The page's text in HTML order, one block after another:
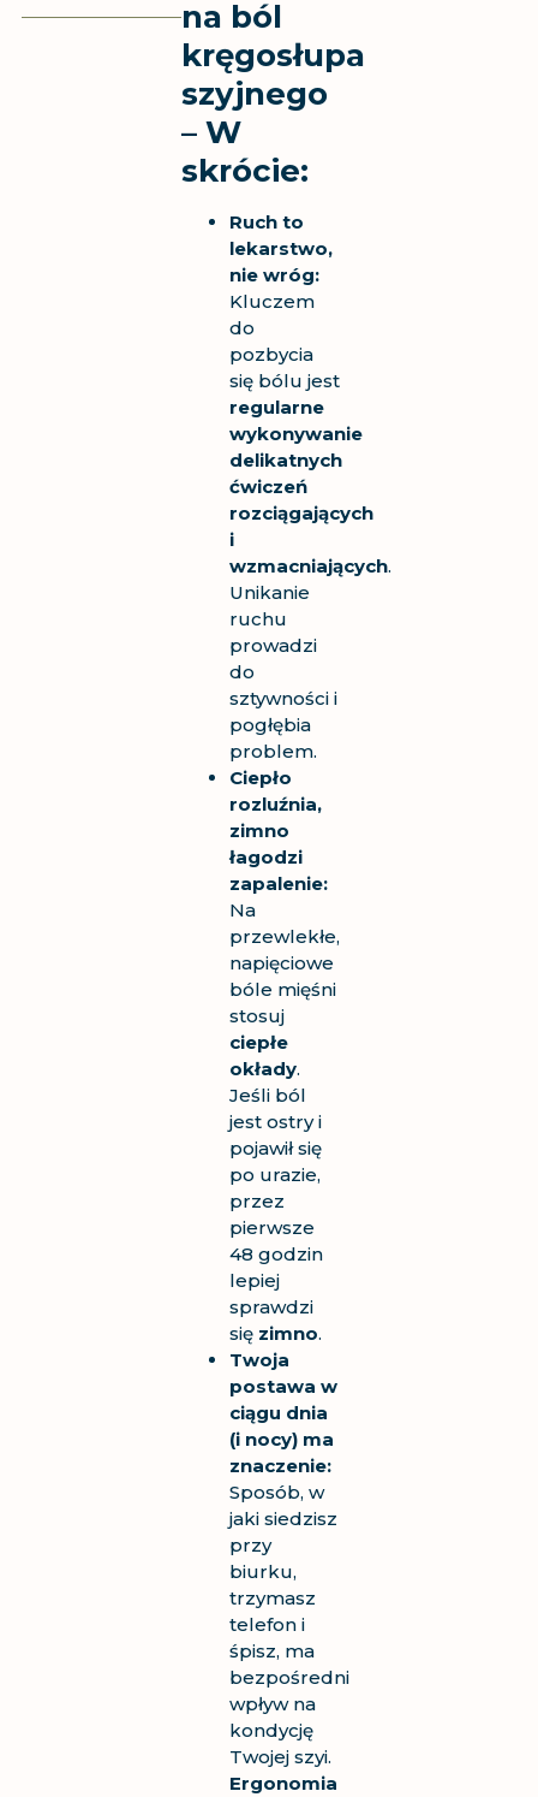
na ból
kręgosłupa
szyjnego
– W
skrócie:
Ruch to
lekarstwo,
nie wróg:
Kluczem
do
pozbycia
się bólu jest
regularne
wykonywanie
delikatnych
ćwiczeń
rozciągających
i
wzmacniających.
Unikanie
ruchu
prowadzi
do
sztywności i
pogłębia
problem.
Ciepło
rozluźnia,
zimno
łagodzi
zapalenie:
Na
przewlekłe,
napięciowe
bóle mięśni
stosuj
ciepłe
okłady.
Jeśli ból
jest ostry i
pojawił się
po urazie,
przez
pierwsze
48 godzin
lepiej
sprawdzi
się zimno.
Twoja
postawa w
ciągu dnia
(i nocy) ma
znaczenie:
Sposób, w
jaki siedzisz
przy
biurku,
trzymasz
telefon i
śpisz, ma
bezpośredni
wpływ na
kondycję
Twojej szyi.
Ergonomia